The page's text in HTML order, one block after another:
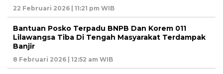
22 Februari 2026 | 11:21 pm WIB
Bantuan Posko Terpadu BNPB Dan Korem 011
Lilawangsa Tiba Di Tengah Masyarakat Terdampak
Banjir
8 Februari 2026 | 12:52 am WIB